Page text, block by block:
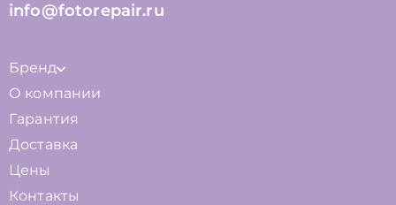
info@fotorepair.ru
Бренд
О компании
Гарантия
Доставка
Цены
Контакты